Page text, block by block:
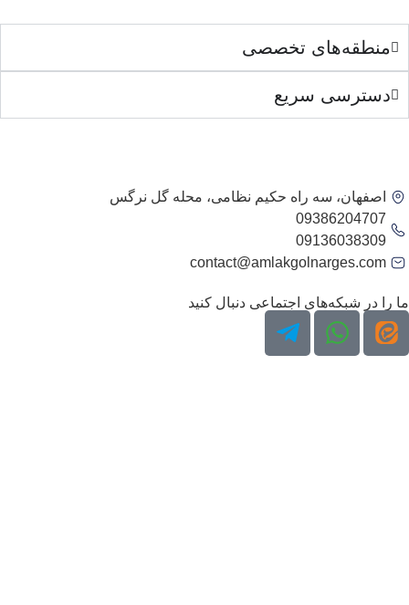
منطقه‌های تخصصی
دسترسی سریع
اصفهان، سه راه حکیم نظامی، محله گل نرگس
09386204707
09136038309
contact@amlakgolnarges.com
ما را در شبکه‌های اجتماعی دنبال کنید